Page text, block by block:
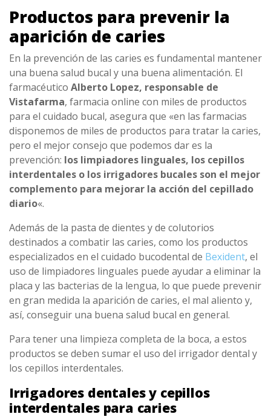
Productos para prevenir la
aparición de caries
En la prevención de las caries es fundamental mantener
una buena salud bucal y una buena alimentación. El
farmacéutico Alberto Lopez, responsable de
Vistafarma, farmacia online con miles de productos
para el cuidado bucal, asegura que «en las farmacias
disponemos de miles de productos para tratar la caries,
pero el mejor consejo que podemos dar es la
prevención: los limpiadores linguales, los cepillos
interdentales o los irrigadores bucales son el mejor
complemento para mejorar la acción del cepillado
diario«.
Además de la pasta de dientes y de colutorios
destinados a combatir las caries, como los productos
especializados en el cuidado bucodental de Bexident, el
uso de limpiadores linguales puede ayudar a eliminar la
placa y las bacterias de la lengua, lo que puede prevenir
en gran medida la aparición de caries, el mal aliento y,
así, conseguir una buena salud bucal en general.
Para tener una limpieza completa de la boca, a estos
productos se deben sumar el uso del irrigador dental y
los cepillos interdentales.
Irrigadores dentales y cepillos
interdentales para caries